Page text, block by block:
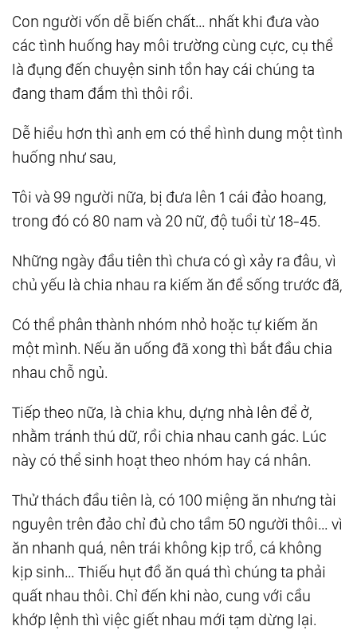
Đôi Mắt Tuệ
55.Tâm Lực
56.Bơi Trên Cạn Và Lạm Phát Ngôn Từ
57.Hãy Là Chính Mình !
59.Tồn Tại Vì Điều Gì
60.Giá Trị Của Thằng Đàn Ông
61. Detox Tâm Trí - ‘Sống Lại Từ Đầu’
62.Chọn ‘Chồng’ - Chọn ‘Vợ’
64.Mắt Thấy, Nhưng Tâm Chưa Thấy
65.Biết Càng Nhiều, Càng Phiền Não
66. Thần Khí, Hơi Thở Và Làm Chủ Game Đời
67.Ngọt Ngào Mấy Cũng Tan Thành Mây !
68.Bí Kíp Luyện Sói
Con người vốn dễ biến chất… nhất khi đưa vào
các tình huống hay môi trường cùng cực, cụ thể
là đụng đến chuyện sinh tồn hay cái chúng ta
đang tham đắm thì thôi rồi.
Dễ hiểu hơn thì anh em có thể hình dung một tình
huống như sau,
Tôi và 99 người nữa, bị đưa lên 1 cái đảo hoang,
trong đó có 80 nam và 20 nữ, độ tuổi từ 18-45.
Những ngày đầu tiên thì chưa có gì xảy ra đâu, vì
chủ yếu là chia nhau ra kiếm ăn để sống trước đã,
Có thể phân thành nhóm nhỏ hoặc tự kiếm ăn
một mình. Nếu ăn uống đã xong thì bắt đầu chia
nhau chỗ ngủ.
Tiếp theo nữa, là chia khu, dựng nhà lên để ở,
nhằm tránh thú dữ, rồi chia nhau canh gác. Lúc
này có thể sinh hoạt theo nhóm hay cá nhân.
Thử thách đầu tiên là, có 100 miệng ăn nhưng tài
nguyên trên đảo chỉ đủ cho tầm 50 người thôi… vì
ăn nhanh quá, nên trái không kịp trổ, cá không
kịp sinh… Thiếu hụt đồ ăn quá thì chúng ta phải
quất nhau thôi. Chỉ đến khi nào, cung với cầu
khớp lệnh thì việc giết nhau mới tạm dừng lại.